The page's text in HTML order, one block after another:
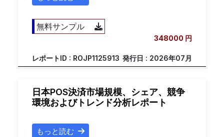
無料サンプル
348000 円
レポートID : ROJP1125913 発行日 : 2026年07月
日本POS決済市場規模、シェア、競争
環境およびトレンド分析レポート
もっと読む